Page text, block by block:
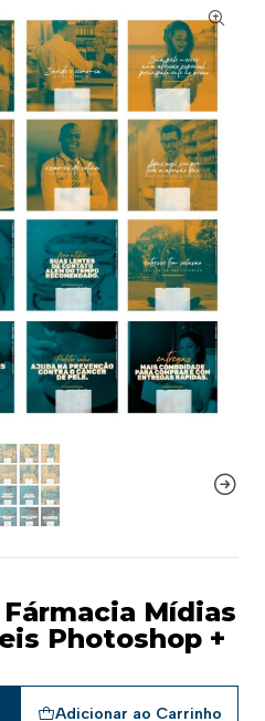
Mídias
Photoshop +
Adicionar ao Carrinho